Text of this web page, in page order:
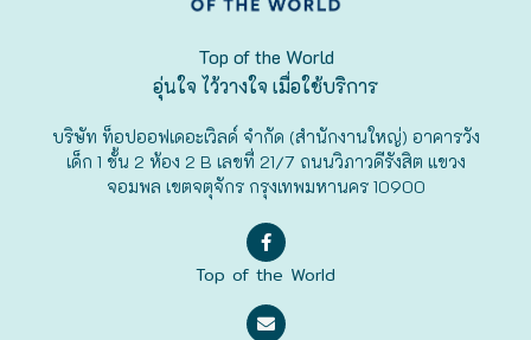
Top of the World
อุ่นใจ ไว้วางใจ เมื่อใช้บริการ
บริษัท ท็อปออฟเดอะเวิลด์ จำกัด (สำนักงานใหญ่) อาคารวัง
เด็ก 1 ชั้น 2 ห้อง 2 B เลขที่ 21/7 ถนนวิภาวดีรังสิต แขวง
จอมพล เขตจตุจักร กรุงเทพมหานคร 10900
Top of the World
ฟุกุโอะกะ
ฟูระโนะ